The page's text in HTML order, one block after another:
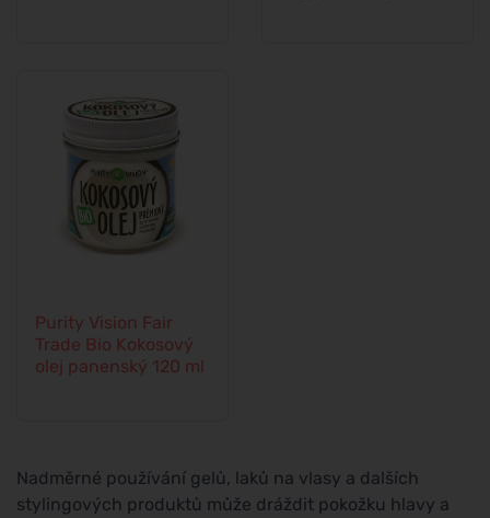
Purity Vision Fair
Trade Bio Kokosový
olej panenský 120 ml
Nadměrné používání gelů, laků na vlasy a dalších
stylingových produktů může dráždit pokožku hlavy a